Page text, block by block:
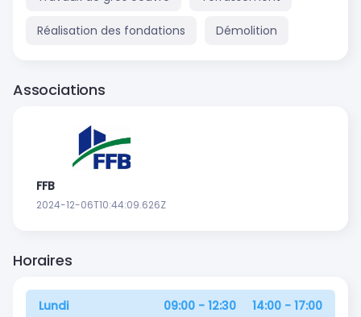
Réalisation des fondations Démolition
Associations
FFB
2024-12-06T10:44:09.626Z
Horaires
Lundi 09:00 - 12:30
14:00 - 17:00